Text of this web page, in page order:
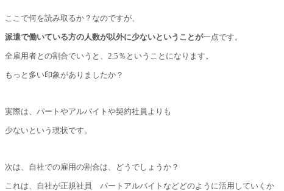
ここで何を読み取るか？なのですが、
派遣で働いている方の人数が以外に少ないということが一点です。
全雇用者との割合でいうと、2.5％ということになります。
もっと多い印象がありましたか？
実際は、パートやアルバイトや契約社員よりも
少ないという現状です。
次は、自社での雇用の割合は、どうでしょうか？
これは、自社が正規社員 パートアルバイトなどどのように活用していくか